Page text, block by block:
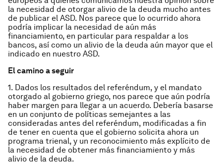
la necesidad de otorgar alivio de la deuda mucho antes
de publicar el ASD. Nos parece que lo ocurrido ahora
podría implicar la necesidad de aún más
financiamiento, en particular para respaldar a los
bancos, así como un alivio de la deuda aún mayor que el
indicado en nuestro ASD.
El camino a seguir
1. Dados los resultados del referéndum, y el mandato
otorgado al gobierno griego, nos parece que aún podría
haber margen para llegar a un acuerdo. Debería basarse
en un conjunto de políticas semejantes a las
consideradas antes del referéndum, modificadas a fin
de tener en cuenta que el gobierno solicita ahora un
programa trienal, y un reconocimiento más explícito de
la necesidad de obtener más financiamiento y más
alivio de la deuda.